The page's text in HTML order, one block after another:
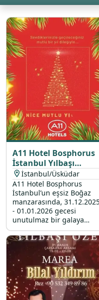
A11 Hotel Bosphorus
İstanbul Yılbaşı
Programı 2026
İstanbul/Üsküdar
A11 Hotel Bosphorus
İstanbul’un eşsiz Boğaz
manzarasında,
- 01.01.2026 gecesi
unutulmaz bir galaya
davetlisiniz. Üsküdar’da
özel yılbaşı konserleri ve
yılbaşı etkinlikleri ile yeni
yıla merhaba deyin.
yılbaşı mekanları
fark yaratan otelimizde
yerinizi ayırtın!